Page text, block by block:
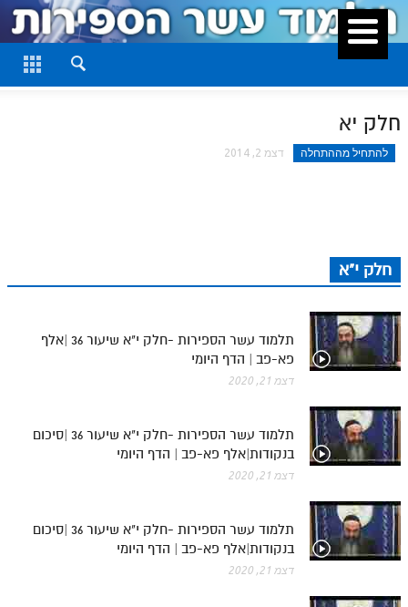
סגור
חלק ב
חלק ו
חלק ז
חלק ח
חלק י
חלק יא
חלק יג
חלק יד
חלק יא
להתחיל מההתחלה דצמ 2, 2014
חלק י"א
תלמוד עשר הספירות -חלק י"א שיעור 36 |אלף
פא-פב | הדף היומי
דצמ 21, 2020
תלמוד עשר הספירות -חלק י"א שיעור 36 |סיכום
בנקודות|אלף פא-פב | הדף היומי
דצמ 21, 2020
תלמוד עשר הספירות -חלק י"א שיעור 36 |סיכום
בנקודות|אלף פא-פב | הדף היומי
דצמ 21, 2020